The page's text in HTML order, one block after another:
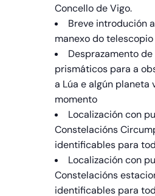
Concello de Vigo.
Breve introdución
manexo do
Desprazamento
prismáticos para a
a Lúa e algún planeta
momento
Localización con
Constelacións
identificables para
Localización con
Constelacións
identificables para